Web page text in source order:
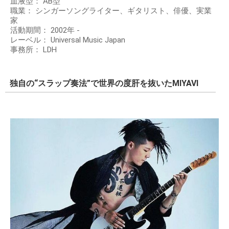
職業： シンガーソングライター、ギタリスト、俳優、実業
家
活動期間： 2002年 -
レーベル： Universal Music Japan
事務所： LDH
独自の“スラップ奏法”で世界の度肝を抜いたMIYAVI